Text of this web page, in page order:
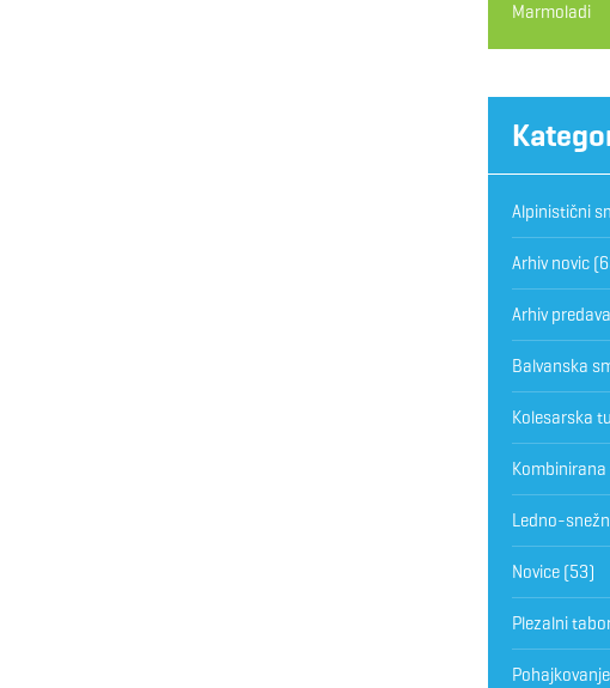
Marmoladi
Alpinistični
Arhiv novic
Arhiv
Balvanska
Kolesarska
Ledno-
Novice(53)
Plezalni
Pohajkovanje